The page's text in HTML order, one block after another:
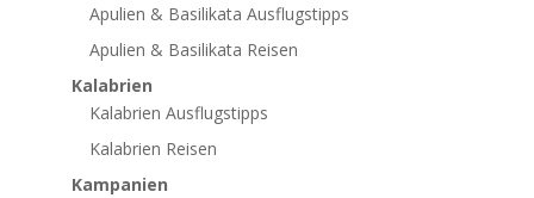
Apulien & Basilikata Ausflugstipps
Apulien & Basilikata Reisen
Kalabrien
Kalabrien Ausflugstipps
Kalabrien Reisen
Kampanien